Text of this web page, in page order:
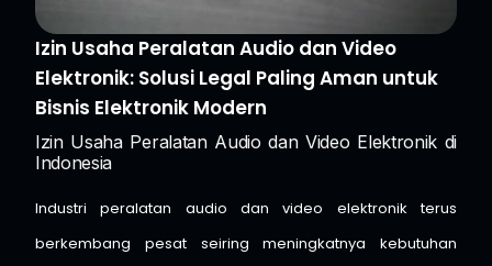
Izin Usaha Peralatan Audio dan Video
Elektronik: Solusi Legal Paling Aman untuk
Bisnis Elektronik Modern
Izin Usaha Peralatan Audio dan Video Elektronik di
Indonesia
Industri peralatan audio dan video elektronik terus
berkembang pesat seiring meningkatnya kebutuhan